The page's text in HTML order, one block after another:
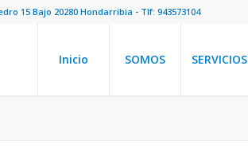
15 Bajo 20280 Hondarribia - Tlf: 943573104
Inicio SOMOS SERVICIOS